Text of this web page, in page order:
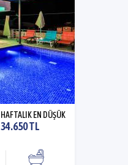
HAFTALIK EN DÜŞÜK
34.650 TL